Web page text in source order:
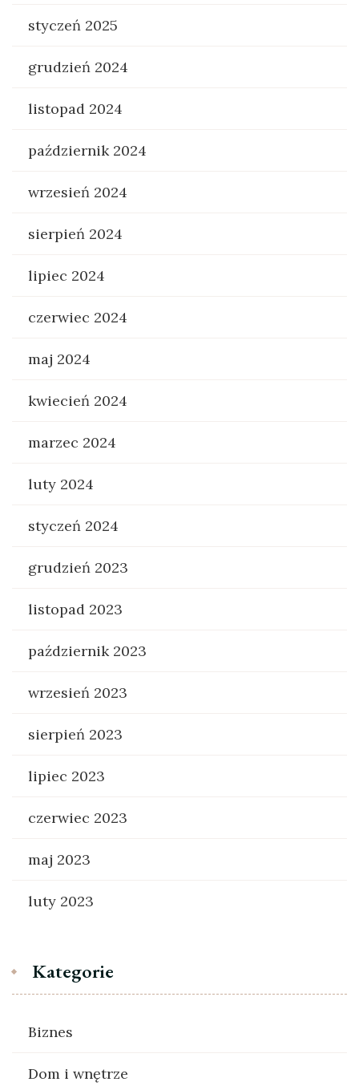
styczeń 2025
grudzień 2024
listopad 2024
październik 2024
wrzesień 2024
sierpień 2024
lipiec 2024
czerwiec 2024
maj 2024
kwiecień 2024
marzec 2024
luty 2024
styczeń 2024
grudzień 2023
listopad 2023
październik 2023
wrzesień 2023
sierpień 2023
lipiec 2023
czerwiec 2023
maj 2023
luty 2023
Kategorie
Biznes
Dom i wnętrze